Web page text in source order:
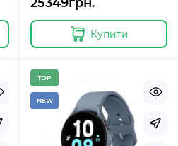
Купити
TOP
NEW